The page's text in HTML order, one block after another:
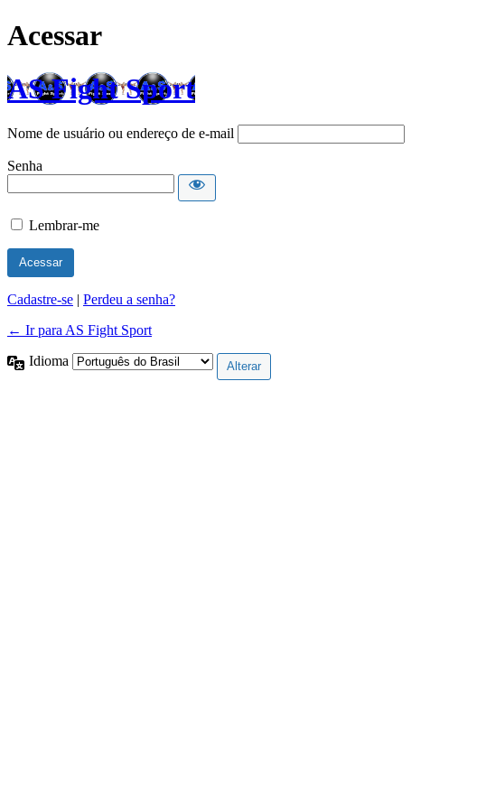
Acessar
AS Fight Sport
Nome de usuário ou endereço de e-mail
Senha
Lembrar-me
Cadastre-se | Perdeu a senha?
← Ir para AS Fight Sport
Idioma